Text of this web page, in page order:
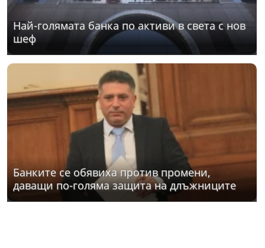
Най-голямата банка по активи в света с нов
шеф
Банките се обявиха против промени,
даващи по-голяма защита на длъжниците